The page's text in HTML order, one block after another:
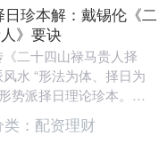
珍本解：戴锡伦《二
》要诀
二十四山禄马贵人择
水 “形法为体、择日为
势派择日理论珍本。其
行生克” 为根基，构建
： 配资理财